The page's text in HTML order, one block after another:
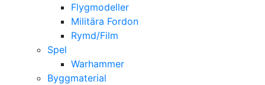
Flygmodeller
Militära Fordon
Rymd/Film
Spel
Warhammer
Byggmaterial